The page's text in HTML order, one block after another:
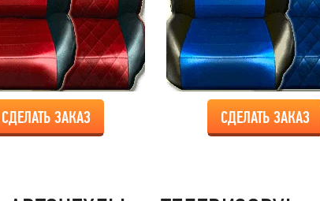
СДЕЛАТЬ ЗАКАЗ СДЕЛАТЬ ЗАКАЗ